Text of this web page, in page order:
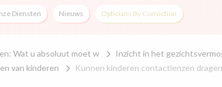
Diensten Nieuws Opticians By Conviction
Wat u absoluut moet w
Inzicht in het
van kinderen
Kunnen kinderen contactlenzen